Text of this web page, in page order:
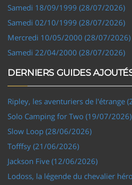
Samedi 18/09/1999 (28/07/2026)
Samedi 02/10/1999 (28/07/2026)
Mercredi 10/05/2000 (28/07/2026)
Samedi 22/04/2000 (28/07/2026)
DERNIERS GUIDES
Ripley, les aventuriers de l'étrange
Solo Camping for Two (19/07/2026)
Slow Loop (28/06/2026)
Tofffsy (21/06/2026)
Jackson Five (12/06/2026)
Lodoss, la légende du chevalier